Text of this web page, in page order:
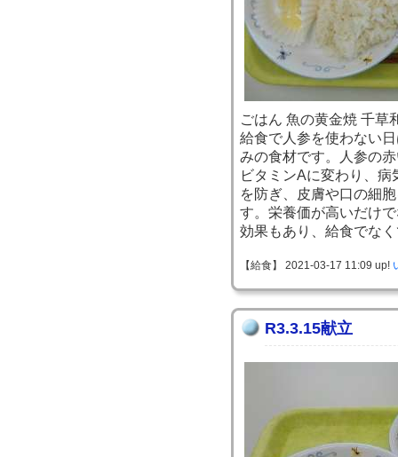
ごはん 魚の黄金焼 千草
給食で人参を使わない
みの食材です。人参の
ビタミンAに変わり、
を防ぎ、皮膚や口の細
す。栄養価が高いだけ
効果もあり、給食でな
【給食】 2021-03-17 11:09 up!
R3.3.15献立